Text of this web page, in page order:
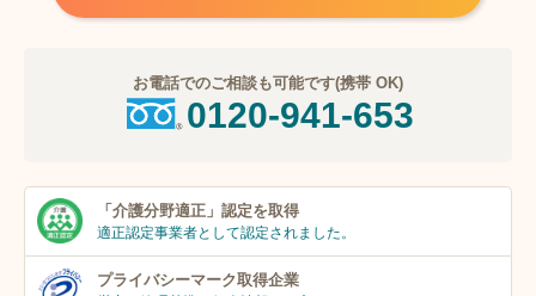
お電話でのご相談も可能です(携帯 OK)
0120-941-653
「介護分野適正」 認定を取得
適正認定事業者として認定されました。
プライバシーマーク取得企業